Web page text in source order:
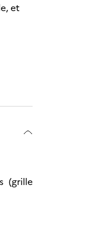
et
(grille